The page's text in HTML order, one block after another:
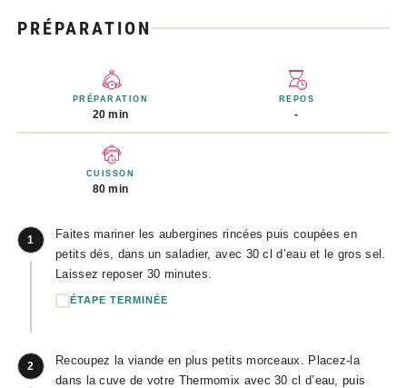
PRÉPARATION
PRÉPARATION
20 min
REPOS
-
CUISSON
80 min
1
Faites mariner les aubergines rincées puis coupées en
petits dés, dans un saladier, avec 30 cl d’eau et le gros sel.
Laissez reposer 30 minutes.
ÉTAPE TERMINÉE
2
Recoupez la viande en plus petits morceaux. Placez-la
dans la cuve de votre Thermomix avec 30 cl d’eau, puis